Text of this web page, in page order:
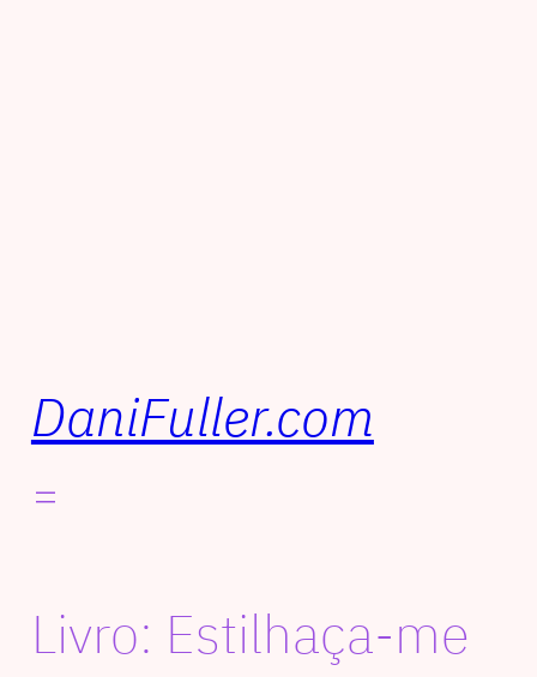
DaniFuller.com
Livro: Estilhaça-me